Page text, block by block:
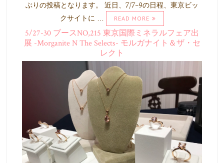
ぶりの投稿となります。 近日、7/7-9の日程、東京ビッ
クサイトに …
READ MORE
5/27-30 ブースNO,215 東京国際ミネラルフェア出
展 -Morganite N The Selects- モルガナイト＆ザ・セ
レクト